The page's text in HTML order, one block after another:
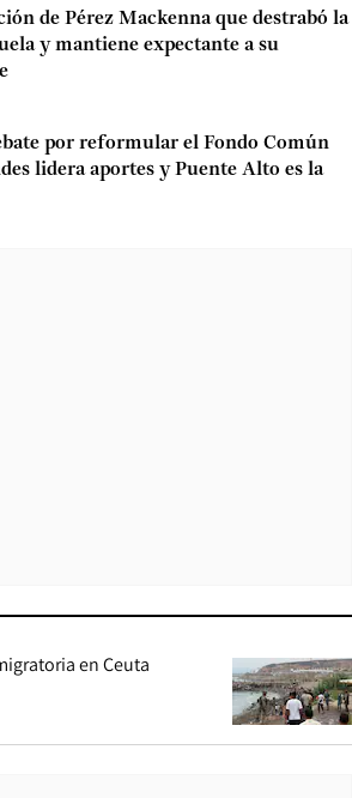
de Pérez Mackenna que destrabó la
y mantiene expectante a su
por reformular el Fondo Común
lidera aportes y Puente Alto es la
en Ceuta